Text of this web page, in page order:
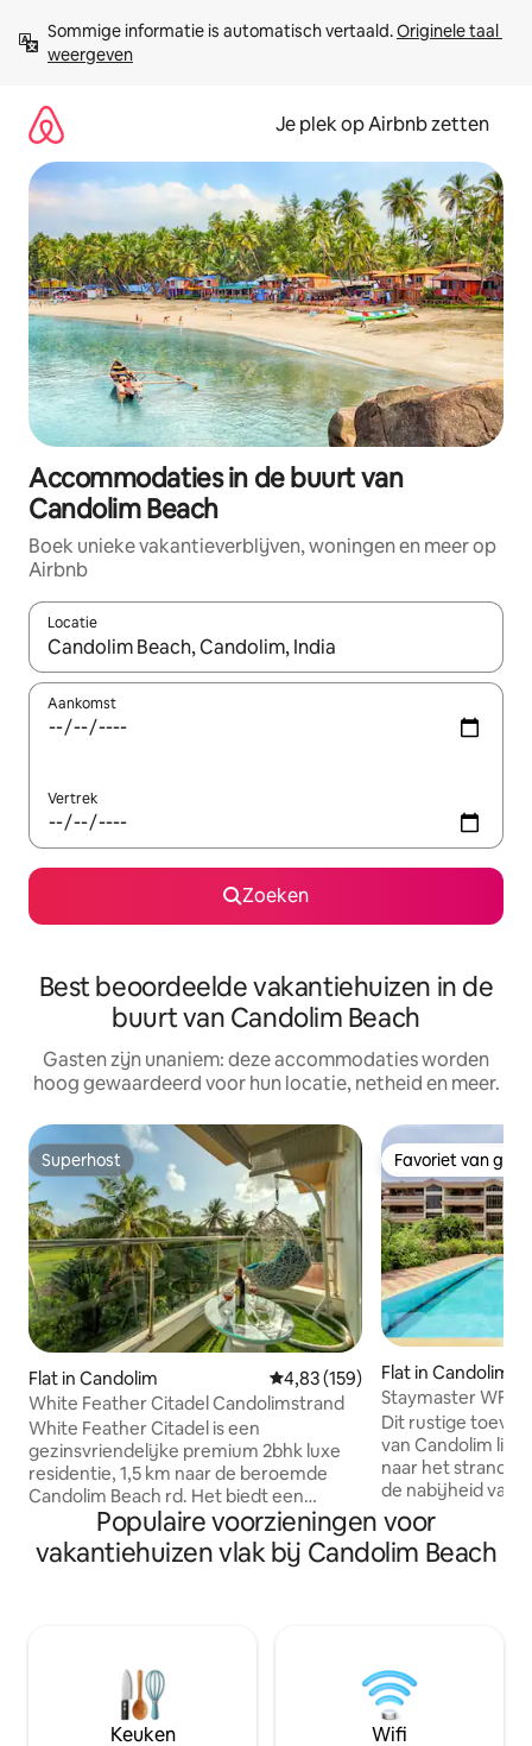
direct
naar
Sommige informatie is automatisch vertaald. Originele taal
weergeven
Je plek op Airbnb zetten
Accommodaties in de buurt van
Candolim Beach
Boek unieke vakantieverblijven, woningen en meer op
Airbnb
Locatie
Wanneer er resultaten beschikbaar zijn, maak je een keuze
Aankomst
Vertrek
Zoeken
Best beoordeelde vakantiehuizen in de
buurt van Candolim Beach
Gasten zijn unaniem: deze accommodaties worden
hoog gewaardeerd voor hun locatie, netheid en meer.
Superhost
Superhost
Flat in Candolim Gemiddelde beoordeling van
4,83 (159)
White Feather Citadel Candolimstrand
White Feather Citadel is een
gezinsvriendelijke premium 2bhk luxe
residentie, 1,5 km naar de beroemde
Candolim Beach rd. Het biedt een
prachtig zwembad | volledige keuken |
wifi | overdekte parkeerplaats | het is in
een veilige 24-uurs bewaakte high-end
het hart van Noord-Goa, maar rustig
gelegen midden in de natuur en
weelderig groen op 5 minuten rijden van
Favoriet van
Favoriet van
Flat in Candolim
Staymaster
van het strand
Dit rustige
van Candolim ligt
naar het strand
de nabijheid van
en supermarkten
24-uurs
modulaire
woonkamer en
tweede dag
Populaire voorzieningen voor
vakantiehuizen vlak bij Candolim Beach
Keuken Wifi